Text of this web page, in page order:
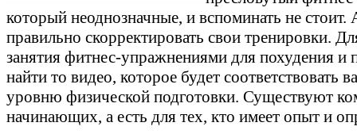
который неоднозначные, и вспоминать не
правильно скорректировать свои тренировки.
занятия фитнес-упражнениями для похудения и
найти то видео, которое будет
уровню физической подготовки. Существуют
начинающих, а есть для тех, кто имеет опыт и